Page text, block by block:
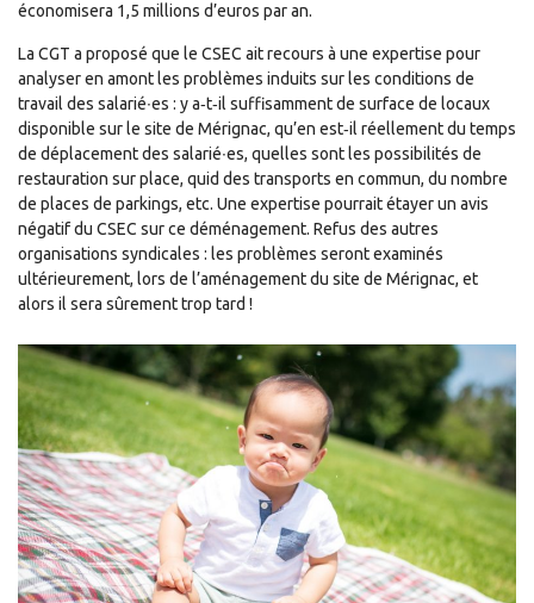
économisera 1,5 millions d’euros par an.
La CGT a proposé que le CSEC ait recours à une expertise pour
analyser en amont les problèmes induits sur les conditions de
travail des salarié∙es : y a‐t‐il suffisamment de surface de locaux
disponible sur le site de Mérignac, qu’en est‐il réellement du temps
de déplacement des salarié∙es, quelles sont les possibilités de
restauration sur place, quid des transports en commun, du nombre
de places de parkings, etc. Une expertise pourrait étayer un avis
négatif du CSEC sur ce déménagement. Refus des autres
organisations syndicales : les problèmes seront examinés
ultérieurement, lors de l’aménagement du site de Mérignac, et
alors il sera sûrement trop tard !